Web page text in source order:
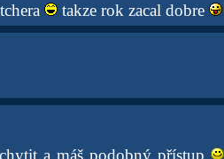
takze rok zacal dobre
a máš podobný přístup